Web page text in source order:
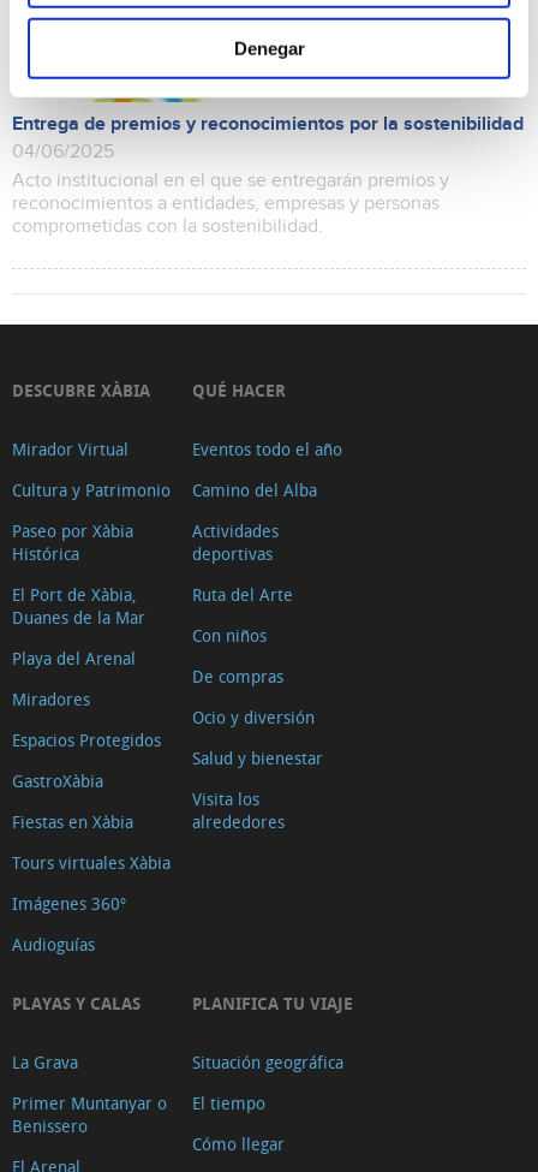
Denegar
Entrega de premios y reconocimientos por la sostenibilidad
04/06/2025
Acto institucional en el que se entregarán premios y
reconocimientos a entidades, empresas y personas
comprometidas con la sostenibilidad.
DESCUBRE XÀBIA
Mirador Virtual
Cultura y Patrimonio
Paseo por Xàbia
Histórica
El Port de Xàbia,
Duanes de la Mar
Playa del Arenal
Miradores
Espacios Protegidos
GastroXàbia
Fiestas en Xàbia
Tours virtuales Xàbia
Imágenes 360º
Audioguías
QUÉ HACER
Eventos todo el año
Camino del Alba
Actividades
deportivas
Ruta del Arte
Con niños
De compras
Ocio y diversión
Salud y bienestar
Visita los
alrededores
PLAYAS Y CALAS
La Grava
Primer Muntanyar o
Benissero
El Arenal
PLANIFICA TU VIAJE
Situación geográfica
El tiempo
Cómo llegar